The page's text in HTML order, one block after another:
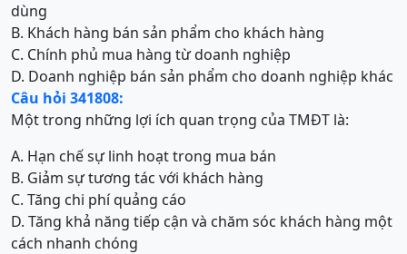
dùng
B. Khách hàng bán sản phẩm cho khách hàng
C. Chính phủ mua hàng từ doanh nghiệp
D. Doanh nghiệp bán sản phẩm cho doanh nghiệp khác
Câu hỏi 341808:
Một trong những lợi ích quan trọng của TMĐT là:
A. Hạn chế sự linh hoạt trong mua bán
B. Giảm sự tương tác với khách hàng
C. Tăng chi phí quảng cáo
D. Tăng khả năng tiếp cận và chăm sóc khách hàng một
cách nhanh chóng